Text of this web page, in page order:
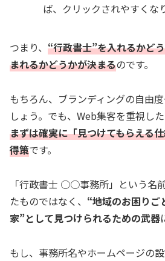
ば、クリックされやすくな
つまり、 “行政書士”を入れるかど
まれるかどうかが決まるのです。
もちろん、ブランディングの自由
しょう。でも、Web集客を重視した
まずは確実に「見つけてもらえる
得策です。
「行政書士 ○○事務所」という名
たものではなく、 “地域のお困りご
家”として見つけられるための武器
もし、事務所名やホームページの